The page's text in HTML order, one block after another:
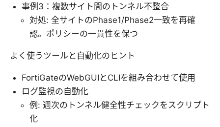
事例3：複数サイト間のトンネル不整合
対処: 全サイトのPhase1/Phase2一致を再確
認。ポリシーの一貫性を保つ
よく使うツールと自動化のヒント
FortiGateのWebGUIとCLIを組み合わせて使用
ログ監視の自動化
例: 週次のトンネル健全性チェックをスクリプト
化